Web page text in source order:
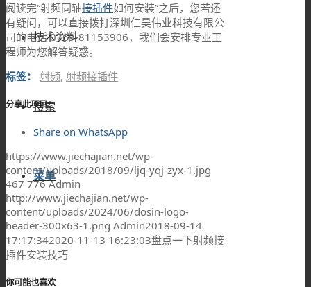
技术资料
搜索
菜单
阅读完“射频同轴接插件如何安装”之后，您若还
有疑问，可以直接拨打深圳仁昊伟业科技有限公
司的电话 0769-81153906，我们会安排专业工
程师为您解答疑惑。
标签：
射频, 射频接插件
分享此项目
Share on WhatsApp
https://www.jiechajian.net/wp-
content/uploads/2018/09/ljq-yqj-zyx-1.jpg
467 776 Admin
http://www.jiechajian.net/wp-
content/uploads/2024/06/dosin-logo-
header-300x63-1.png Admin2018-09-14
17:17:342020-11-13 16:23:03盘点一下射频接
插件安装技巧
你可能也喜欢